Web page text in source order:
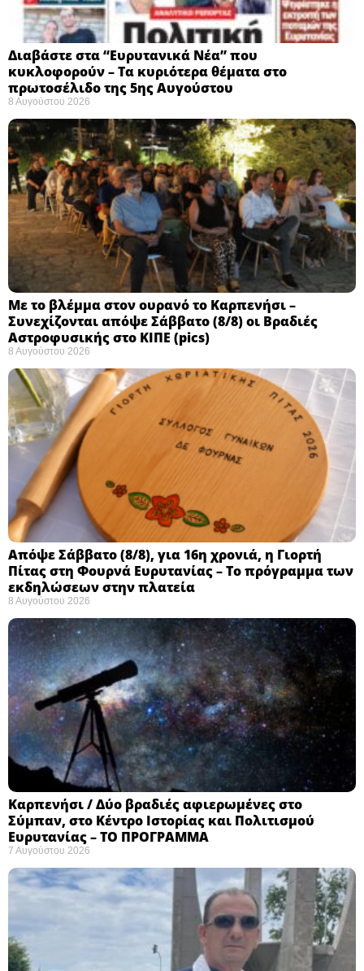
Διαβάστε στα “Ευρυτανικά Νέα” που
κυκλοφορούν – Τα κυριότερα θέματα στο
πρωτοσέλιδο της 5ης Αυγούστου
8 Αυγούστου 2026
Με το βλέμμα στον ουρανό το Καρπενήσι –
Συνεχίζονται απόψε Σάββατο (8/8) οι Βραδιές
Αστροφυσικής στο ΚΙΠΕ (pics)
8 Αυγούστου 2026
Απόψε Σάββατο (8/8), για 16η χρονιά, η Γιορτή
Πίτας στη Φουρνά Ευρυτανίας – Το πρόγραμμα των
εκδηλώσεων στην πλατεία
8 Αυγούστου 2026
Καρπενήσι / Δύο βραδιές αφιερωμένες στο
Σύμπαν, στο Κέντρο Ιστορίας και Πολιτισμού
Ευρυτανίας – ΤΟ ΠΡΟΓΡΑΜΜΑ
7 Αυγούστου 2026